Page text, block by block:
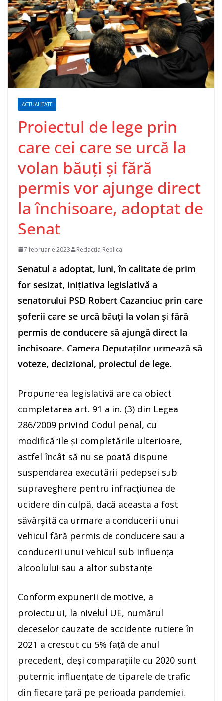
ACTUALITATE
Proiectul de lege prin
care cei care se urcă la
volan băuţi şi fără
permis vor ajunge direct
la închisoare, adoptat de
Senat
7 februarie 2023 Redacția Replica
Senatul a adoptat, luni, în calitate de prim
for sesizat, iniţiativa legislativă a
senatorului PSD Robert Cazanciuc prin care
şoferii care se urcă băuţi la volan şi fără
permis de conducere să ajungă direct la
închisoare. Camera Deputaţilor urmează să
voteze, decizional, proiectul de lege.
Propunerea legislativă are ca obiect
completarea art. 91 alin. (3) din Legea
286/2009 privind Codul penal, cu
modificările şi completările ulterioare,
astfel încât să nu se poată dispune
suspendarea executării pedepsei sub
supraveghere pentru infracţiunea de
ucidere din culpă, dacă aceasta a fost
săvârşită ca urmare a conducerii unui
vehicul fără permis de conducere sau a
conducerii unui vehicul sub influenţa
alcoolului sau a altor substanţe
Conform expunerii de motive, a
proiectului, la nivelul UE, numărul
deceselor cauzate de accidente rutiere în
2021 a crescut cu 5% faţă de anul
precedent, deşi comparaţiile cu 2020 sunt
puternic influenţate de tiparele de trafic
din fiecare ţară pe perioada pandemiei.